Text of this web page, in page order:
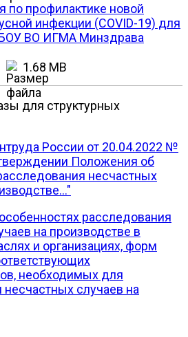
по профилактике новой
инфекции (COVID-19) для
ВО ИГМА Минздрава
1.68 MB
для структурных
России от 20.04.2022 №
Положения об
несчастных
расследования
на производстве в
и организациях, форм
необходимых для
случаев на